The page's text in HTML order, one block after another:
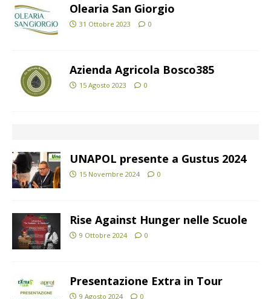
Olearia San Giorgio
31 Ottobre 2023 0
Azienda Agricola Bosco385
15 Agosto 2023 0
UNAPOL presente a Gustus 2024
15 Novembre 2024 0
Rise Against Hunger nelle Scuole
9 Ottobre 2024 0
Presentazione Extra in Tour
9 Agosto 2024 0